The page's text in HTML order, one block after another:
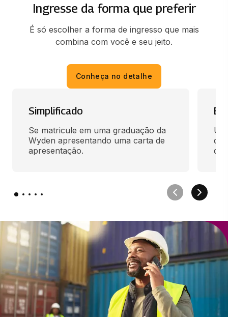
Ingresse da forma que preferir
É só escolher a forma de ingresso que mais
combina com você e seu jeito.
Conheça no detalhe
Simplificado
Se matricule em uma graduação da
Wyden apresentando uma carta de
apresentação.